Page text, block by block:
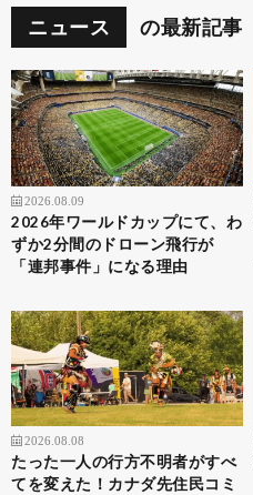
ニュース の最新記事
2026.08.09
2026年ワールドカップにて、わ
ずか2分間のドローン飛行が
「連邦事件」になる理由
2026.08.08
たった一人の行方不明者がすべ
てを変えた！カナダ先住民コミ